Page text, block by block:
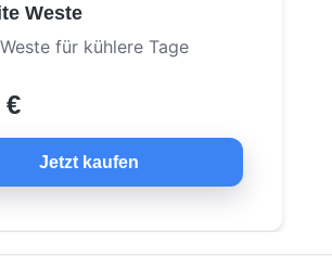
Weste
für kühlere Tage
€
Jetzt kaufen